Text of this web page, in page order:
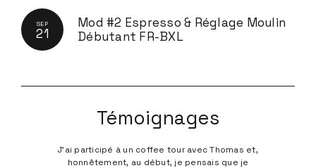
SEP
21
Mod #2 Espresso & Réglage Moulin
Débutant FR-BXL
Témoignages
Découverte de lieux exceptionnels autour du
café ! Thomas est un guide 5 étoiles, un